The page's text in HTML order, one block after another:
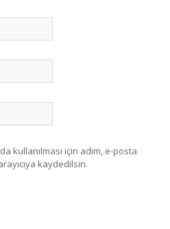
kullanılması için adım, e-posta
kaydedilsin.